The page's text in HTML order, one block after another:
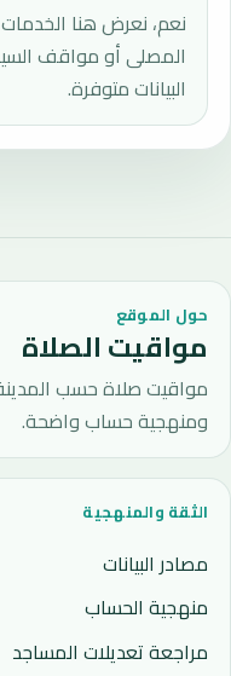
نعم، نعرض هنا
المصلى أو مواقف
البيانات متوفرة.
حول الموقع
مواقيت الصلاة
مواقيت صلاة حسب
ومنهجية حساب واضحة.
الثقة والمنهجية
مصادر البيانات
منهجية الحساب
مراجعة تعديلات المساجد